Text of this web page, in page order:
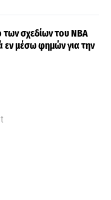
σχεδίων του NBA
μέσω φημών για την